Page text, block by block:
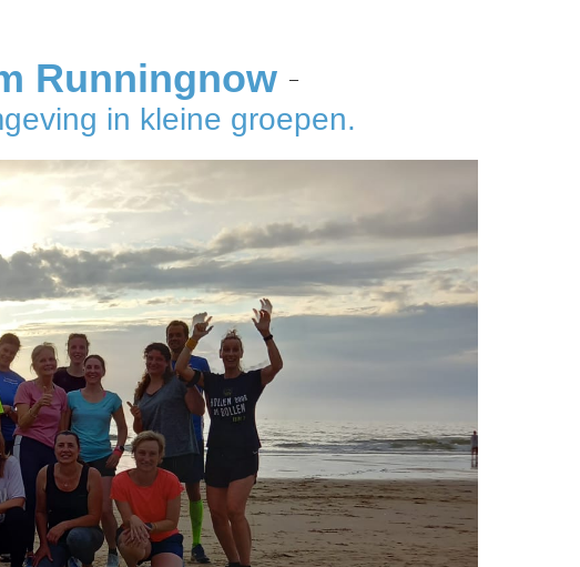
Runningnow –
in kleine groepen.